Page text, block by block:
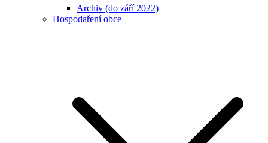
Archiv (do září 2022)
Hospodaření obce